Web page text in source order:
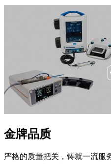
金牌品质
严格的质量把关，铸就一流服